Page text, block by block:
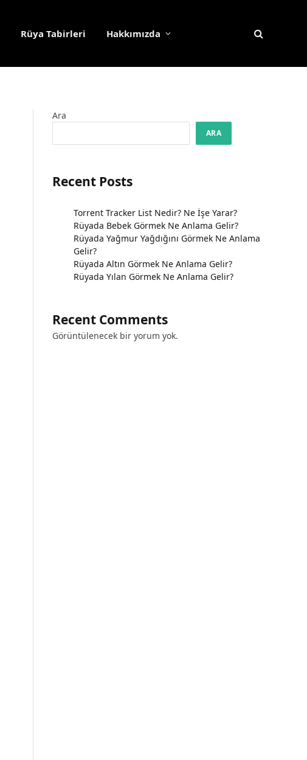
Rüya Tabirleri Hakkımızda
Ara
ARA
Recent Posts
Torrent Tracker List Nedir? Ne İşe Yarar?
Rüyada Bebek Görmek Ne Anlama Gelir?
Rüyada Yağmur Yağdığını Görmek Ne Anlama
Gelir?
Rüyada Altın Görmek Ne Anlama Gelir?
Rüyada Yılan Görmek Ne Anlama Gelir?
Recent Comments
Görüntülenecek bir yorum yok.